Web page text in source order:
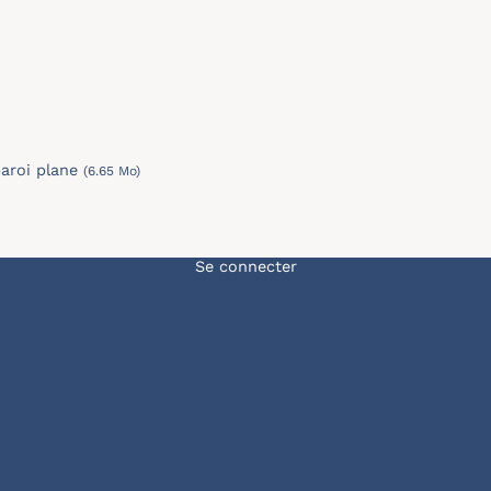
plane (6.65 Mo)
Menu du compte de
Se connecter